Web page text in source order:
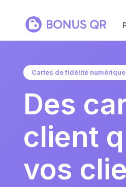
Cartes de fidélité
Des
client
vos